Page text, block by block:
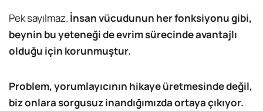
Pek sayılmaz. İnsan vücudunun her fonksiyonu gibi,
beynin bu yeteneği de evrim sürecinde avantajlı
olduğu için korunmuştur.
Problem, yorumlayıcının hikaye üretmesinde değil,
biz onlara sorgusuz inandığımızda ortaya çıkıyor.